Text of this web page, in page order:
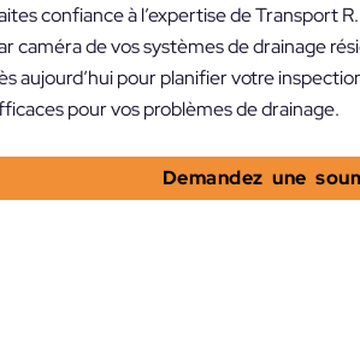
confiance à l’expertise de Transport
caméra de vos systèmes de drainage
aujourd’hui pour planifier votre
pour vos problèmes de drainage.
Demandez une